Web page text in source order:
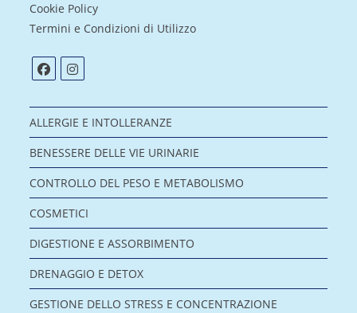
Cookie Policy
Termini e Condizioni di Utilizzo
ALLERGIE E INTOLLERANZE
BENESSERE DELLE VIE URINARIE
CONTROLLO DEL PESO E METABOLISMO
COSMETICI
DIGESTIONE E ASSORBIMENTO
DRENAGGIO E DETOX
GESTIONE DELLO STRESS E CONCENTRAZIONE